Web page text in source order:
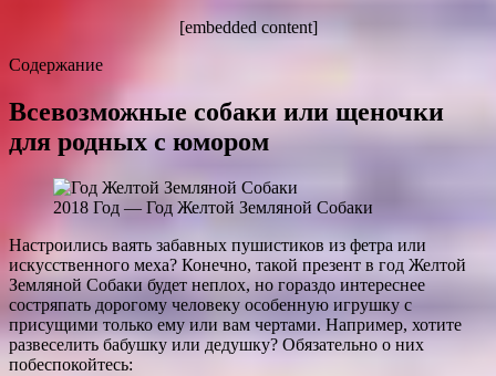
[embedded content]
Содержание
Всевозможные собаки или щеночки
для родных с юмором
2018 Год — Год Желтой Земляной Собаки
Настроились ваять забавных пушистиков из фетра или
искусственного меха? Конечно, такой презент в год Желтой
Земляной Собаки будет неплох, но гораздо интереснее
состряпать дорогому человеку особенную игрушку с
присущими только ему или вам чертами. Например, хотите
развеселить бабушку или дедушку? Обязательно о них
побеспокойтесь: